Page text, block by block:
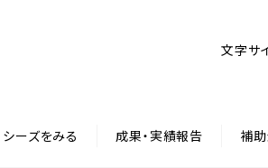
文字サ
シーズをみる 成果・実績報告 補